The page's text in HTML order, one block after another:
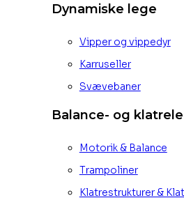
Dynamiske lege
Vipper og vippedyr
Karruseller
Svævebaner
Balance- og
Motorik & Balance
Trampoliner
Klatrestrukturer &